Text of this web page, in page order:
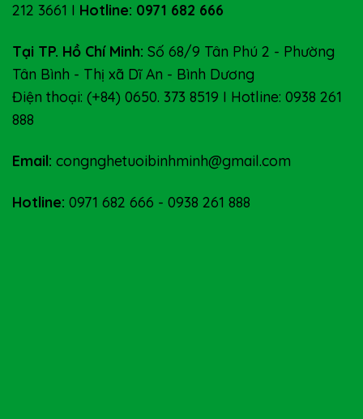
212 3661 I Hotline: 0971 682 666
Tại TP. Hồ Chí Minh: Số 68/9 Tân Phú 2 - Phường
Tân Bình - Thị xã Dĩ An - Bình Dương
Điện thoại: (+84) 0650. 373 8519 I Hotline: 0938 261
888
Email: congnghetuoibinhminh@gmail.com
Hotline: 0971 682 666 - 0938 261 888